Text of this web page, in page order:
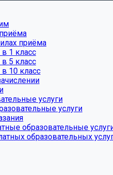
приёма
1 класс
5 класс
10 класс
услуги
услуги
образовательные
образовательных